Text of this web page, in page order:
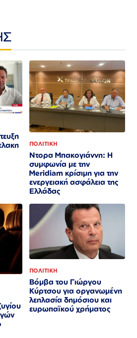
ΠΟΛΙΤΙΚΗ
Ντορα Μπακογιάννη: Η
συμφωνία με την
Meridiam κρίσιμη για την
ενεργειακή ασφάλεια της
Ελλάδας
ΠΟΛΙΤΙΚΗ
Βόμβα του Γιώργου
Κύρτσου για οργανωμένη
λεηλασία δημόσιου και
ευρωπαϊκού χρήματος